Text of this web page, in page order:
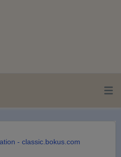
- classic.bokus.com